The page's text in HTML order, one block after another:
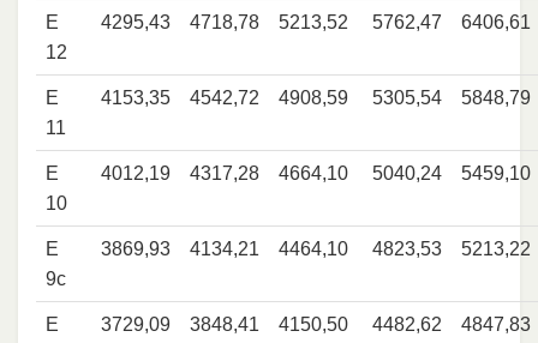
E
12
4295,43 4718,78 5213,52 5762,47 6406,61
E
11
4153,35 4542,72 4908,59 5305,54 5848,79
E
10
4012,19 4317,28 4664,10 5040,24 5459,10
E
9c
3869,93 4134,21 4464,10 4823,53 5213,22
E
3729,09 3848,41 4150,50 4482,62 4847,83